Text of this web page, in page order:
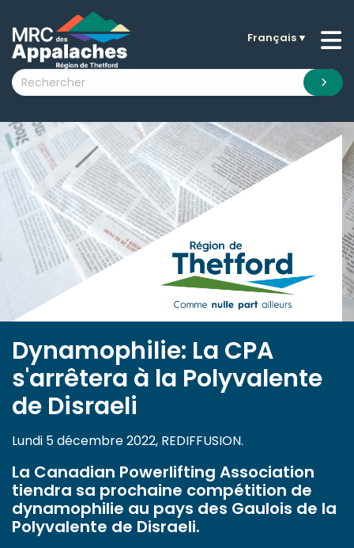
submenu (La MRC )
submenu (Citoyens )
submenu (Visiteurs )
submenu (Nouvelles )
submenu (Documentation )
Français▼
Dynamophilie: La CPA
s'arrêtera à la Polyvalente
de Disraeli
Lundi 5 décembre 2022, REDIFFUSION.
La Canadian Powerlifting Association
tiendra sa prochaine compétition de
dynamophilie au pays des Gaulois de la
Polyvalente de Disraeli.